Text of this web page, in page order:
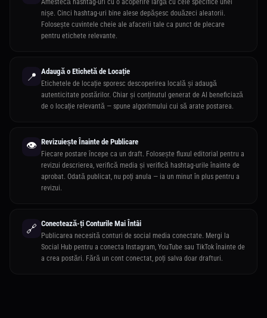
Amestecă hashtag-uri cu o acoperire largă cu cele specifice unei
nișe. Cinci hashtag-uri bine alese depășesc douăzeci aleatorii.
Folosește cuvintele cheie ale afacerii tale ca punct de plecare
pentru etichete relevante.
📍 Adaugă o Etichetă de Locație
Etichetele de locație sporesc descoperirea locală și adaugă
autenticitate postărilor. Chiar și conținutul generat de AI beneficiază
de o locație relevantă — spune algoritmului cui să arate postarea.
👁️ Revizuiește Înainte de Publicare
Fiecare postare începe ca un draft. Folosește fluxul editorial pentru a
revizui descrierea, verifică media și verifică hashtag-urile înainte de
aprobat. Odată publicat, nu poți anula — ia un minut în plus pentru a
revizui.
🔗 Conectează-ți Conturile Mai Întâi
Publicarea necesită conturi de social media conectate. Mergi la
Social Hub pentru a conecta Instagram, YouTube sau TikTok înainte de
a crea postări. Fără un cont conectat, poți salva doar drafturi.